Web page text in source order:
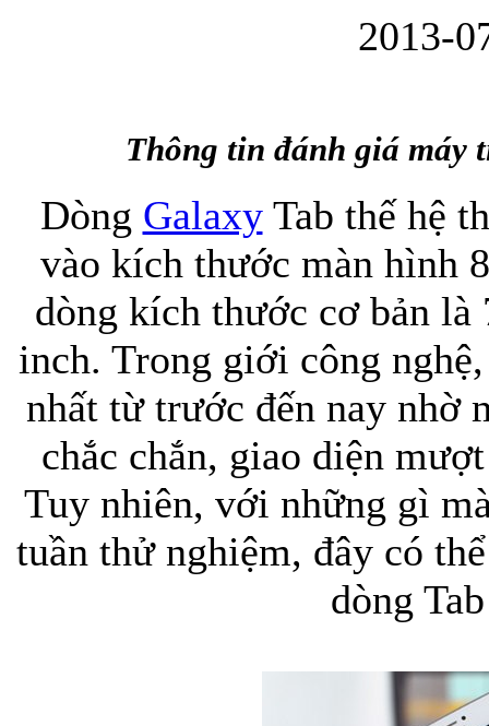
Bao da Samsung
Ốp lưng Samsung
Túi xách
Ốp lưng Sony
2013-
Thông tin đánh giá máy
Dòng GalaxyTab thế hệ
vào kích thước màn hình
dòng kích thước cơ bản
inch. Trong giới công
nhất từ trước đến nay nhờ
chắc chắn, giao diện
Tuy nhiên, với những gì
tuần thử nghiệm, đây có
dòng